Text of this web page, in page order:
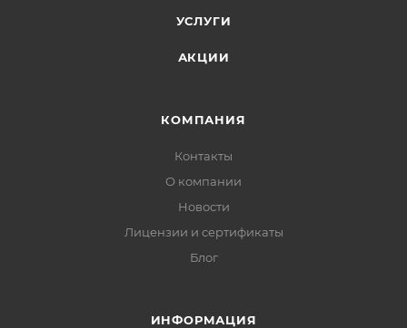
УСЛУГИ
АКЦИИ
КОМПАНИЯ
Контакты
О компании
Новости
Лицензии и сертификаты
Блог
ИНФОРМАЦИЯ